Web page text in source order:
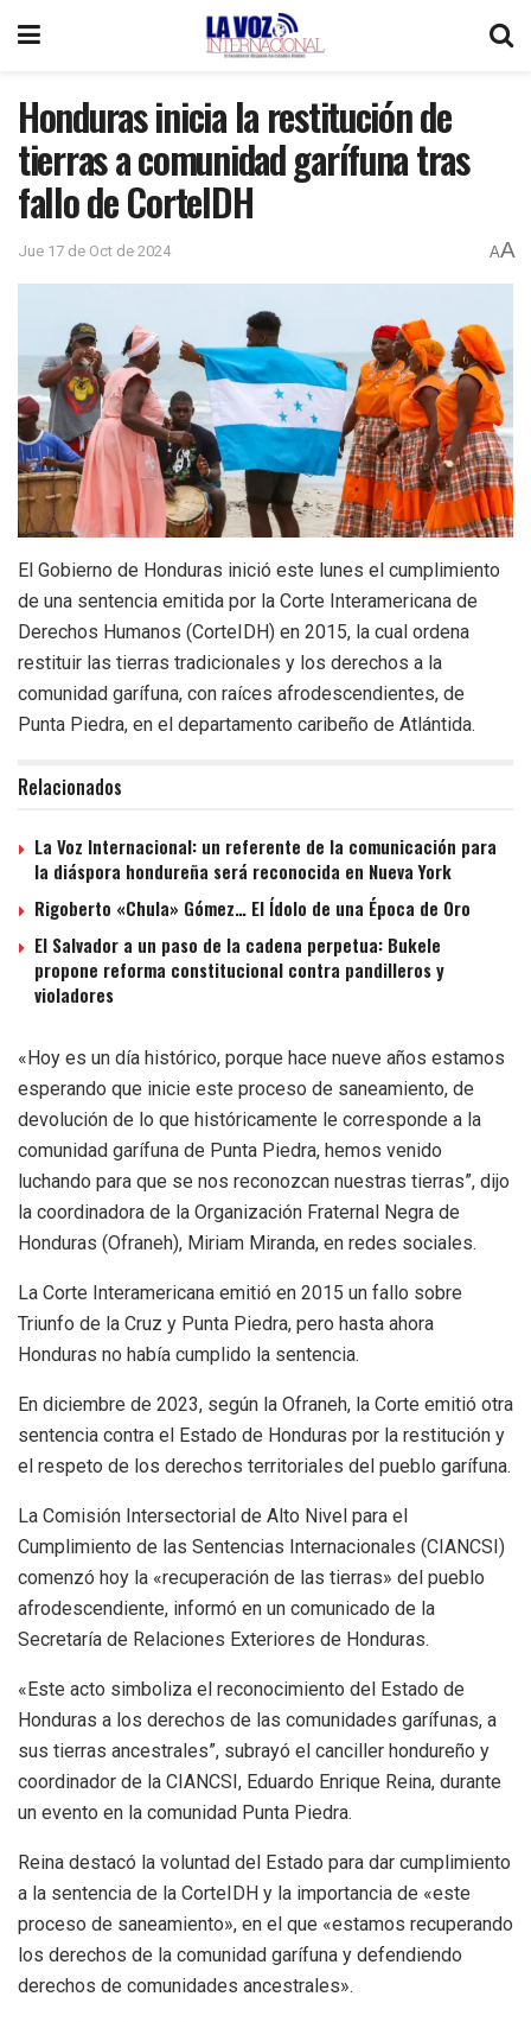
Honduras inicia la restitución de
tierras a comunidad garífuna tras
fallo de CorteIDH
Jue 17 de Oct de 2024 AA
El Gobierno de Honduras inició este lunes el cumplimiento
de una sentencia emitida por la Corte Interamericana de
Derechos Humanos (CorteIDH) en 2015, la cual ordena
restituir las tierras tradicionales y los derechos a la
comunidad garífuna, con raíces afrodescendientes, de
Punta Piedra, en el departamento caribeño de Atlántida.
Relacionados
La Voz Internacional: un referente de la comunicación para
la diáspora hondureña será reconocida en Nueva York
Rigoberto «Chula» Gómez… El Ídolo de una Época de Oro
El Salvador a un paso de la cadena perpetua: Bukele
propone reforma constitucional contra pandilleros y
violadores
«Hoy es un día histórico, porque hace nueve años estamos
esperando que inicie este proceso de saneamiento, de
devolución de lo que históricamente le corresponde a la
comunidad garífuna de Punta Piedra, hemos venido
luchando para que se nos reconozcan nuestras tierras”, dijo
la coordinadora de la Organización Fraternal Negra de
Honduras (Ofraneh), Miriam Miranda, en redes sociales.
La Corte Interamericana emitió en 2015 un fallo sobre
Triunfo de la Cruz y Punta Piedra, pero hasta ahora
Honduras no había cumplido la sentencia.
En diciembre de 2023, según la Ofraneh, la Corte emitió otra
sentencia contra el Estado de Honduras por la restitución y
el respeto de los derechos territoriales del pueblo garífuna.
La Comisión Intersectorial de Alto Nivel para el
Cumplimiento de las Sentencias Internacionales (CIANCSI)
comenzó hoy la «recuperación de las tierras» del pueblo
afrodescendiente, informó en un comunicado de la
Secretaría de Relaciones Exteriores de Honduras.
«Este acto simboliza el reconocimiento del Estado de
Honduras a los derechos de las comunidades garífunas, a
sus tierras ancestrales”, subrayó el canciller hondureño y
coordinador de la CIANCSI, Eduardo Enrique Reina, durante
un evento en la comunidad Punta Piedra.
Reina destacó la voluntad del Estado para dar cumplimiento
a la sentencia de la CorteIDH y la importancia de «este
proceso de saneamiento», en el que «estamos recuperando
los derechos de la comunidad garífuna y defendiendo
derechos de comunidades ancestrales».